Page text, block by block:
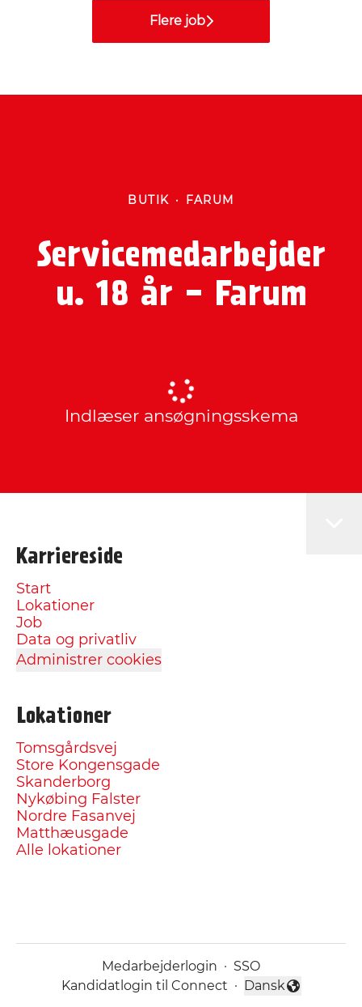
Flere job
BUTIK · FARUM
Servicemedarbejder
u. 18 år - Farum
Indlæser ansøgningsskema
Karriereside
Start
Lokationer
Job
Data og privatliv
Administrer cookies
Lokationer
Tomsgårdsvej
Store Kongensgade
Skanderborg
Nykøbing Falster
Nordre Fasanvej
Matthæusgade
Alle lokationer
Medarbejderlogin · SSO
Kandidatlogin til Connect ·
Skift sprog
Dansk